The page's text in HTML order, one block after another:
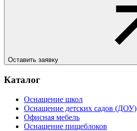
Оставить заявку
Каталог
Оснащение школ
Оснащение детских садов (ДОУ)
Офисная мебель
Оснащение пищеблоков